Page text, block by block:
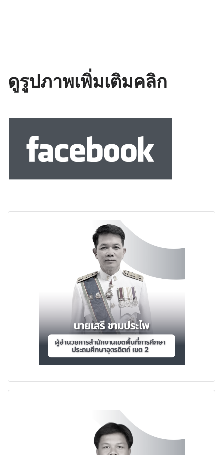
ดูรูปภาพเพิ่มเติมคลิก